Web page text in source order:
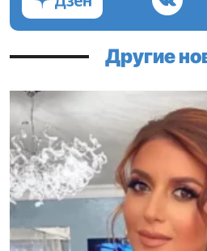
Другие